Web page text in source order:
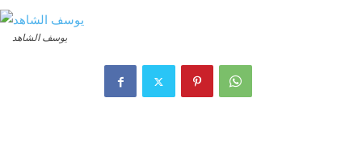
يوسف الشاهد